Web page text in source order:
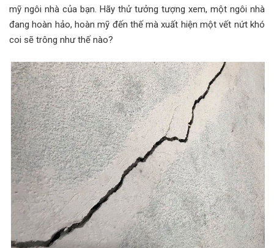
mỹ ngôi nhà của bạn. Hãy thử tưởng tượng xem, một ngôi nhà
đang hoàn hảo, hoàn mỹ đến thế mà xuất hiện một vết nứt khó
coi sẽ trông như thế nào?